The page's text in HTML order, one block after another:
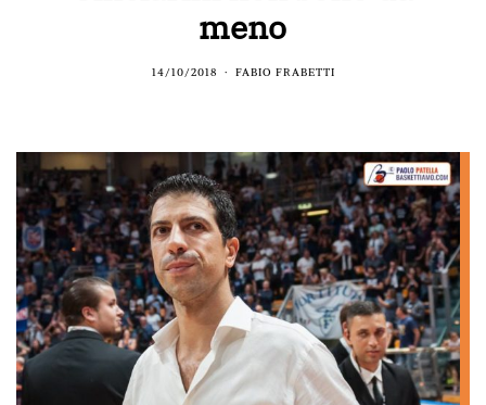
meno
14/10/2018 FABIO FRABETTI